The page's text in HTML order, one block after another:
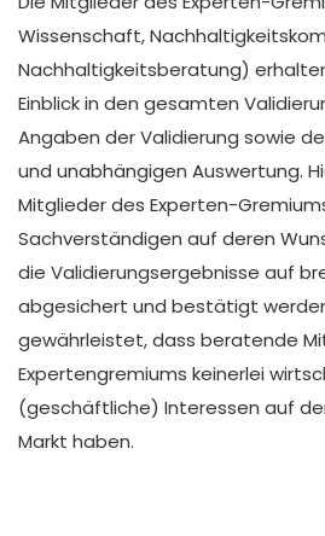
Wissenschaft,
Nachhaltigkeitsberatung)
Einblick in den gesamten
Angaben der Validierung sowie
und unabhängigen Auswertung.
Mitglieder des Experten-
Sachverständigen auf deren
die Validierungsergebnisse auf
abgesichert und bestätigt
gewährleistet, dass beratende
Expertengremiums keinerlei
(geschäftliche) Interessen auf
Markt haben.